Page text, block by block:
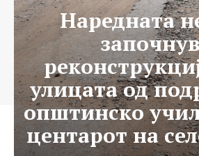
Наредната
улицата од
општинско
центарот на